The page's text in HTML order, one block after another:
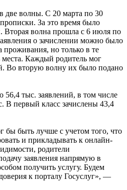
две волны. С 20 марта по 30
За это время было
Вторая волна прошла с 6 июля по
о зачислении можно было
проживания, но только в те
Каждый родитель мог
Во вторую волну их было подано
тыс. заявлений, в том числе
В первый класс зачислены 43,4
бы быть лучше с учетом того, что
и прикладывать к онлайн-
родители
заявления напрямую в
получить услугу. Будем
к порталу Госуслуг», —